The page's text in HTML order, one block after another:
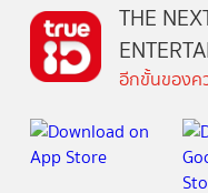
THE
อีกขั้นของค